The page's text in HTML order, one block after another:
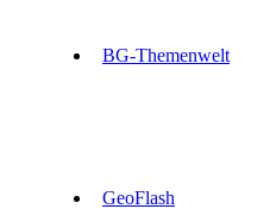
BG-Themenwelt
GeoFlash